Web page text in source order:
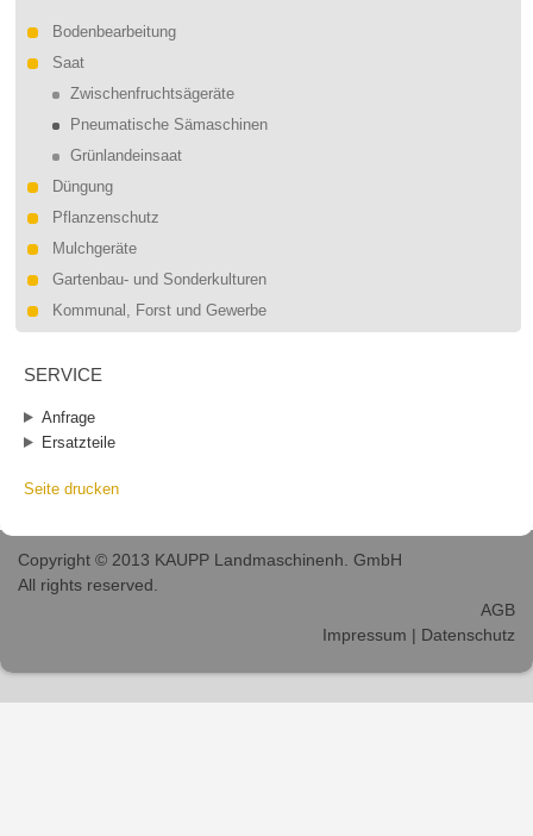
Bodenbearbeitung
Saat
Zwischenfruchtsägeräte
Pneumatische Sämaschinen
Grünlandeinsaat
Düngung
Pflanzenschutz
Mulchgeräte
Gartenbau- und Sonderkulturen
Kommunal, Forst und Gewerbe
SERVICE
Anfrage
Ersatzteile
Seite drucken
Copyright © 2013 KAUPP Landmaschinenh. GmbH
All rights reserved.
AGB
Impressum | Datenschutz